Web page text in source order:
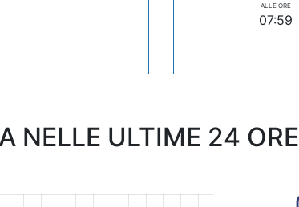
ALLE ORE
07:59
NELLE ULTIME 24 ORE